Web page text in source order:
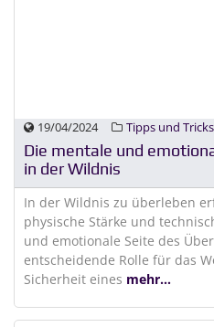
19/04/2024 Tipps und Tricks
Die mentale und
in der Wildnis
In der Wildnis zu überleben
physische Stärke und
und emotionale Seite des
entscheidende Rolle für das
Sicherheit eines mehr...